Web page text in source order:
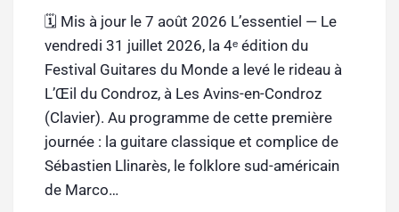
🗓️ Mis à jour le 7 août 2026 L’essentiel — Le
vendredi 31 juillet 2026, la 4ᵉ édition du
Festival Guitares du Monde a levé le rideau à
L’Œil du Condroz, à Les Avins-en-Condroz
(Clavier). Au programme de cette première
journée : la guitare classique et complice de
Sébastien Llinarès, le folklore sud-américain
de Marco…